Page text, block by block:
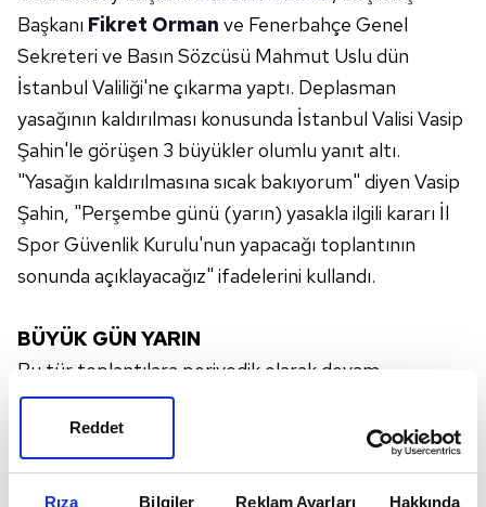
Rıza Bilgiler Reklam Ayarları Hakkında
Reddet
Başkanı Fikret Orman ve Fenerbahçe Genel
Sekreteri ve Basın Sözcüsü Mahmut Uslu dün
İstanbul Valiliği'ne çıkarma yaptı. Deplasman
yasağının kaldırılması konusunda İstanbul Valisi Vasip
Şahin'le görüşen 3 büyükler olumlu yanıt altı.
"Yasağın kaldırılmasına sıcak bakıyorum" diyen Vasip
Şahin, "Perşembe günü (yarın) yasakla ilgili kararı İl
Spor Güvenlik Kurulu'nun yapacağı toplantının
sonunda açıklayacağız" ifadelerini kullandı.
BÜYÜK GÜN YARIN
Bu tür toplantılara periyodik olarak devam
edeceklerini belirten Vali Şahin, "Valilik olarak yasağın
kaldırılmasına sıcak bakıyoruz. Umarım istediğimiz
doğrultuda kuruldan güzel bir karar çıkar ve
tribünlerde daha önceden olduğu gibi yine bütün